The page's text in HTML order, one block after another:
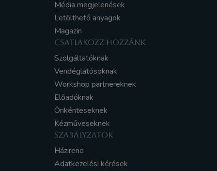
Média megjelenések
Letölthető anyagok
Magazin
CSATLAKOZZ HOZZÁNK
Szolgáltatóknak
Vendéglátósoknak
Workshop partnereknek
Előadóknak
Önkénteseknek
Kézműveseknek
SZABÁLYZATOK
Házirend
Adatkezelési kérések